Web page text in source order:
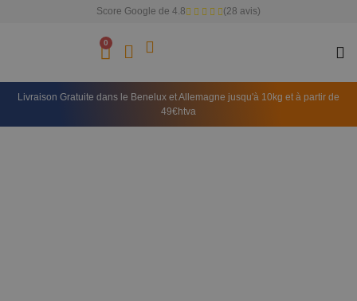
Score Google de 4.8 (28 avis)
0
Livraison Gratuite dans le Benelux et Allemagne jusqu'à 10kg et à partir de
49€htva